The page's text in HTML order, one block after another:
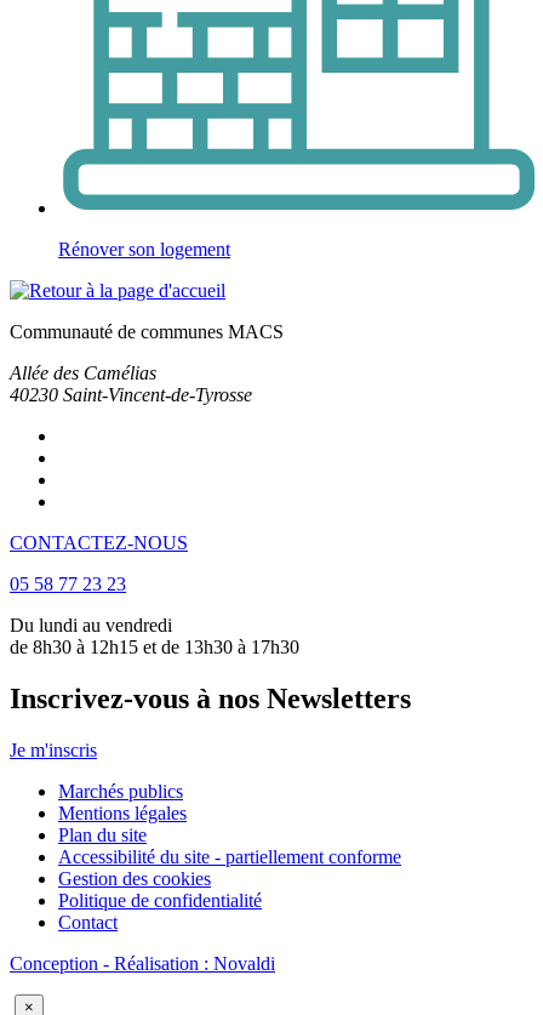
Rénover son logement
Communauté de communes MACS
Allée des Camélias
40230 Saint-Vincent-de-Tyrosse
CONTACTEZ-NOUS
05 58 77 23 23
Du lundi au vendredi
de 8h30 à 12h15 et de 13h30 à 17h30
Inscrivez-vous à nos Newsletters
Je m'inscris
Marchés publics
Mentions légales
Plan du site
Accessibilité du site - partiellement conforme
Gestion des cookies
Politique de confidentialité
Contact
Conception - Réalisation : Novaldi
×